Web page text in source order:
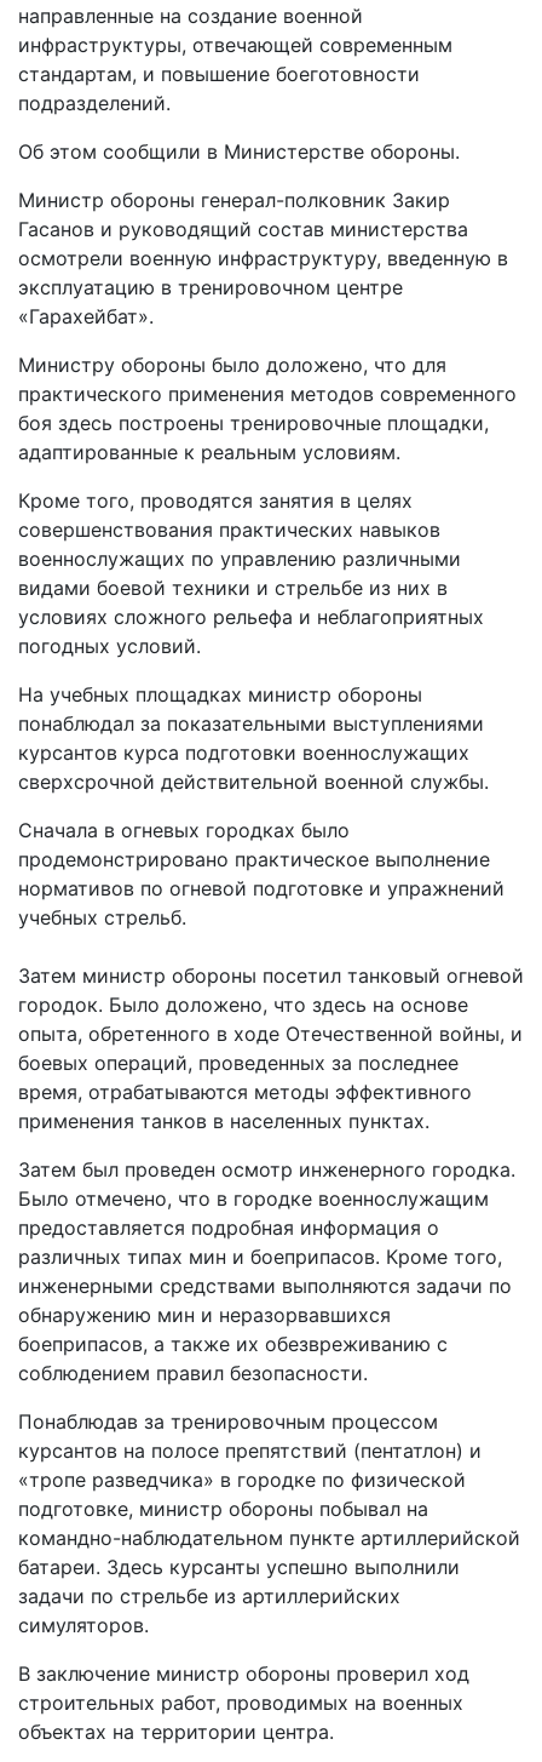
направленные на создание военной
инфраструктуры, отвечающей современным
стандартам, и повышение боеготовности
подразделений.
Об этом сообщили в Министерстве обороны.
Министр обороны генерал-полковник Закир
Гасанов и руководящий состав министерства
осмотрели военную инфраструктуру, введенную в
эксплуатацию в тренировочном центре
«Гарахейбат».
Министру обороны было доложено, что для
практического применения методов современного
боя здесь построены тренировочные площадки,
адаптированные к реальным условиям.
Кроме того, проводятся занятия в целях
совершенствования практических навыков
военнослужащих по управлению различными
видами боевой техники и стрельбе из них в
условиях сложного рельефа и неблагоприятных
погодных условий.
На учебных площадках министр обороны
понаблюдал за показательными выступлениями
курсантов курса подготовки военнослужащих
сверхсрочной действительной военной службы.
Сначала в огневых городках было
продемонстрировано практическое выполнение
нормативов по огневой подготовке и упражнений
учебных стрельб.
Затем министр обороны посетил танковый огневой
городок. Было доложено, что здесь на основе
опыта, обретенного в ходе Отечественной войны, и
боевых операций, проведенных за последнее
время, отрабатываются методы эффективного
применения танков в населенных пунктах.
Затем был проведен осмотр инженерного городка.
Было отмечено, что в городке военнослужащим
предоставляется подробная информация о
различных типах мин и боеприпасов. Кроме того,
инженерными средствами выполняются задачи по
обнаружению мин и неразорвавшихся
боеприпасов, а также их обезвреживанию с
соблюдением правил безопасности.
Понаблюдав за тренировочным процессом
курсантов на полосе препятствий (пентатлон) и
«тропе разведчика» в городке по физической
подготовке, министр обороны побывал на
командно-наблюдательном пункте артиллерийской
батареи. Здесь курсанты успешно выполнили
задачи по стрельбе из артиллерийских
симуляторов.
В заключение министр обороны проверил ход
строительных работ, проводимых на военных
объектах на территории центра.